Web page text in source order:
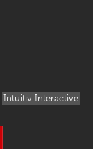
Intuitiv Interactive